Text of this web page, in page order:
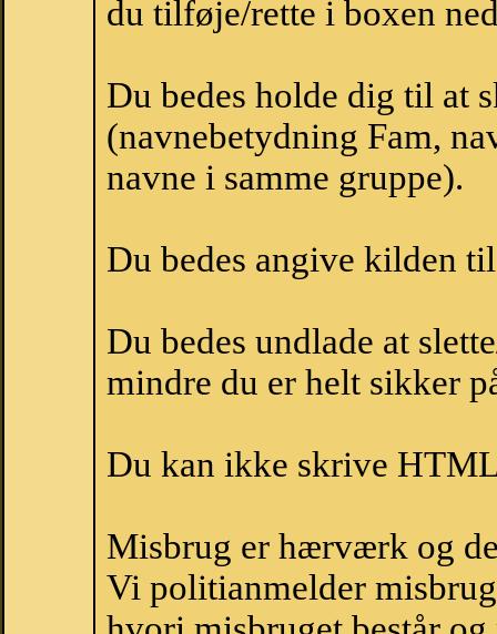
du tilføje/rette i boxen
Du bedes holde dig til at
(navnebetydning Fam,
navne i samme gruppe).
Du bedes angive kilden
Du bedes undlade at
mindre du er helt sikker
Du kan ikke skrive
Misbrug er hærværk og
Vi politianmelder